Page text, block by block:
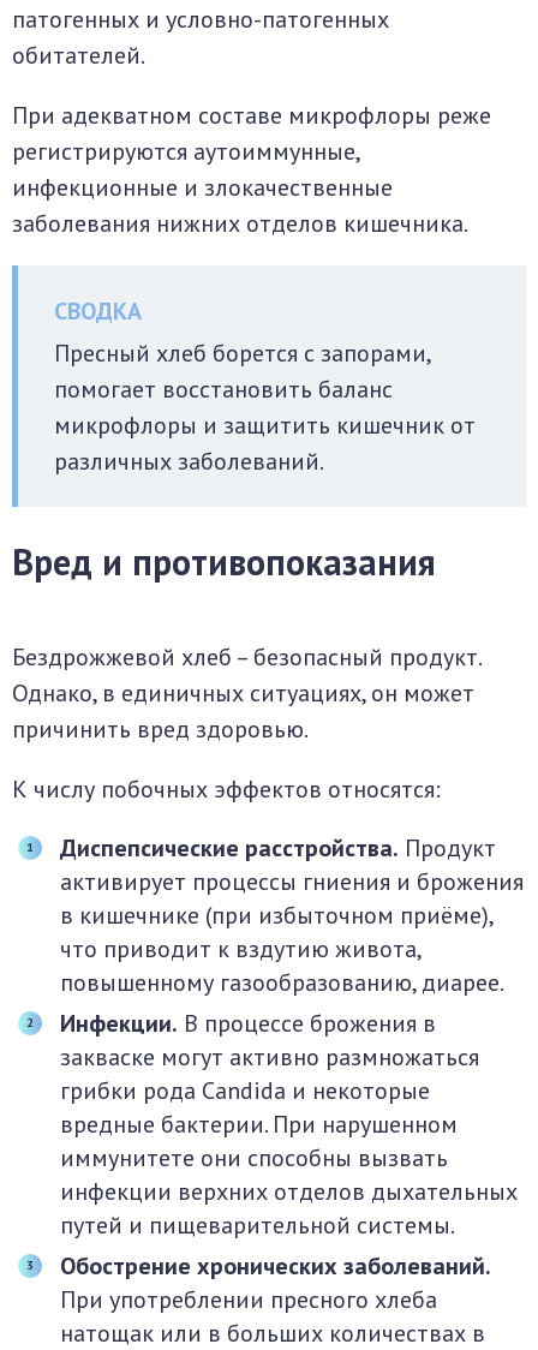
патогенных и условно-патогенных
обитателей.
При адекватном составе микрофлоры реже
регистрируются аутоиммунные,
инфекционные и злокачественные
заболевания нижних отделов кишечника.
Пресный хлеб борется с запорами,
помогает восстановить баланс
микрофлоры и защитить кишечник от
различных заболеваний.
Вред и противопоказания
Бездрожжевой хлеб – безопасный продукт.
Однако, в единичных ситуациях, он может
причинить вред здоровью.
К числу побочных эффектов относятся:
Диспепсические расстройства. Продукт
активирует процессы гниения и брожения
в кишечнике (при избыточном приёме),
что приводит к вздутию живота,
повышенному газообразованию, диарее.
Инфекции. В процессе брожения в
закваске могут активно размножаться
грибки рода Candida и некоторые
вредные бактерии. При нарушенном
иммунитете они способны вызвать
инфекции верхних отделов дыхательных
путей и пищеварительной системы.
Обострение хронических заболеваний.
При употреблении пресного хлеба
натощак или в больших количествах в